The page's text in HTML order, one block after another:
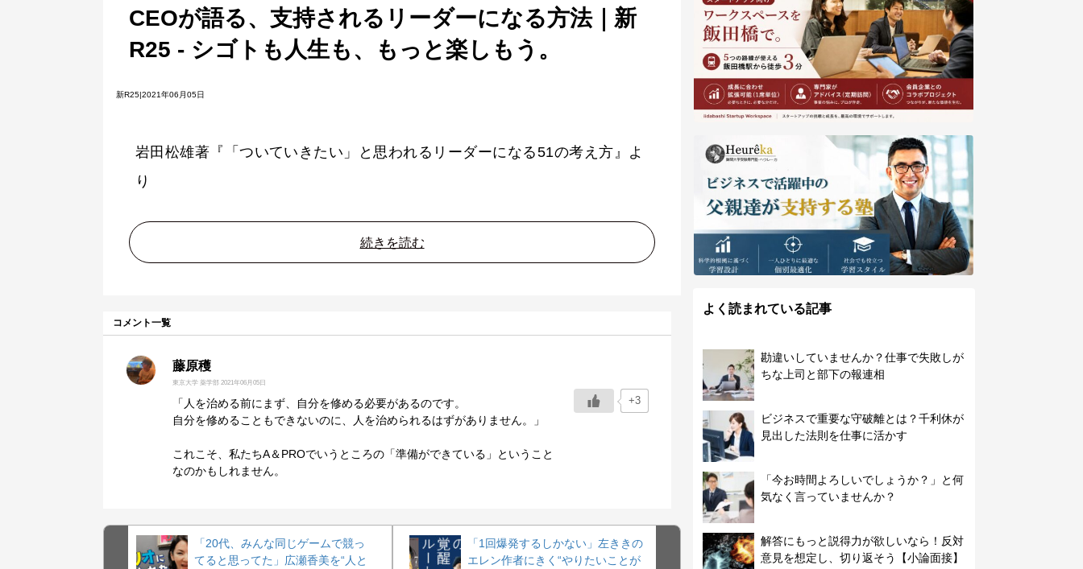
CEOが語る、支持されるリーダーになる方法｜新
R25 - シゴトも人生も、もっと楽しもう。
新R25|2021年06月05日
岩田松雄著『「ついていきたい」と思われるリーダーになる51の考え方』よ
り
続きを読む
コメント一覧
藤原穫
東京大学 薬学部 2021年06月05日
「人を治める前にまず、自分を修める必要があるのです。
自分を修めることもできないのに、人を治められるはずがありません。」
これこそ、私たちA＆PROでいうところの「準備ができている」ということ
なのかもしれません。
+3
「1回爆発するしかない」左ききの
エレン作者にきく“やりたいことが
「20代、みんな同じゲームで競っ
てると思ってた」広瀬香美を“人と
よく読まれている記事
勘違いしていませんか？仕事で失敗しが
ちな上司と部下の報連相
ビジネスで重要な守破離とは？千利休が
見出した法則を仕事に活かす
「今お時間よろしいでしょうか？」と何
気なく言っていませんか？
解答にもっと説得力が欲しいなら！反対
意見を想定し、切り返そう【小論面接】